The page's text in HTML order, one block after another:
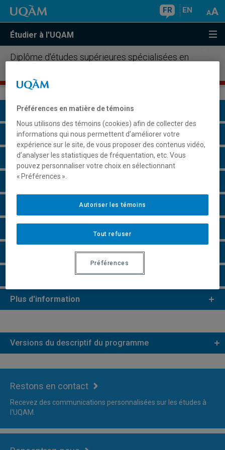
FR EN
Étudier à l'UQAM
Diplôme d'études supérieures spécialisées en
Présentation du programme
Conditions d'admission
Cours à suivre et horaires
Grille de cheminement
Remarques et règlements
Faire une demande d'admission
Plus d'information
Versions du descriptif du programme
Restons en contact
Recevez des communications personnalisées sur les études à
l'UQAM.
Préférences en matière de témoins
Nous utilisons des témoins (cookies) afin de collecter des
informations qui nous permettent d’améliorer votre
expérience sur le site, de vous proposer des contenus vidéo,
d’analyser les statistiques de fréquentation, etc. Vous
pouvez personnaliser votre choix en sélectionnant
« Préférences ».
Tout refuser
Autoriser les témoins
Préférences